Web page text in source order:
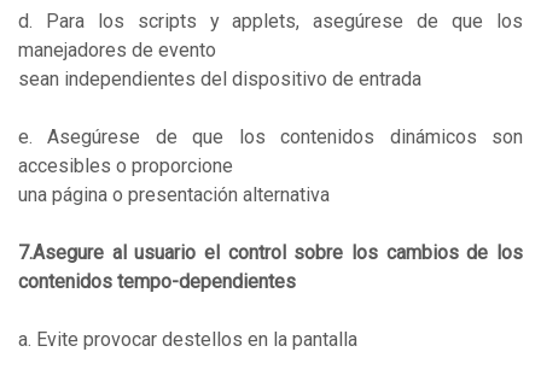
d. Para los scripts y applets, asegúrese de que los
manejadores de evento
sean independientes del dispositivo de entrada
e. Asegúrese de que los contenidos dinámicos son
accesibles o proporcione
una página o presentación alternativa
7.Asegure al usuario el control sobre los cambios de los
contenidos tempo-dependientes
a. Evite provocar destellos en la pantalla